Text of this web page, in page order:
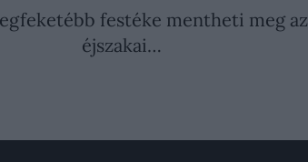
festéke mentheti meg az
éjszakai…